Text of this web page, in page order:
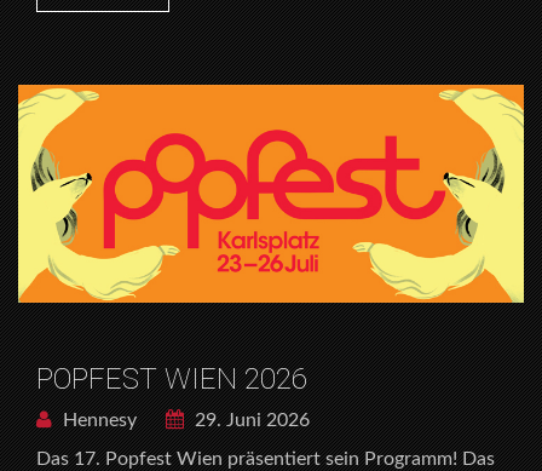
POPFEST WIEN 2026
Hennesy
29. Juni 2026
Das 17. Popfest Wien präsentiert sein Programm! Das